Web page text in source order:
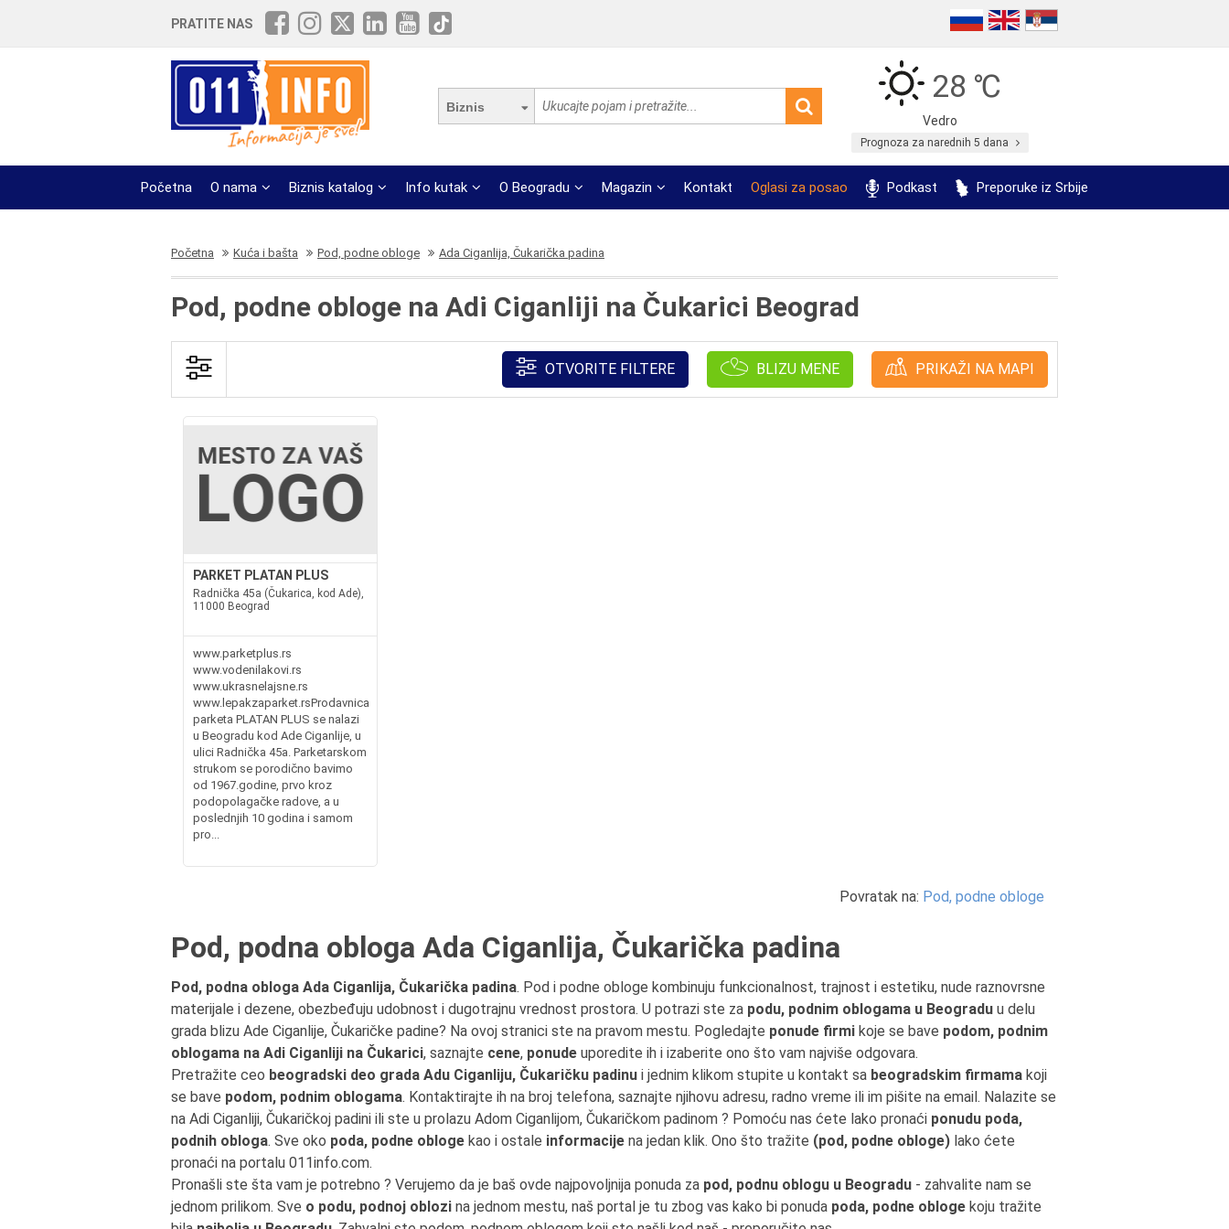
PRATITE NAS
Biznis
28 ℃
Vedro
Prognoza za narednih 5 dana
Početna O nama Biznis katalog Info kutak O Beogradu Magazin Kontakt Oglasi za posao Podkast Preporuke iz Srbije
Početna Kuća i bašta Pod, podne obloge Ada Ciganlija, Čukarička padina
Pod, podne obloge na Adi Ciganliji na Čukarici Beograd
OTVORITE FILTERE BLIZU MENE PRIKAŽI NA MAPI
PARKET PLATAN PLUS
Radnička 45a (Čukarica, kod Ade),
11000 Beograd
www.parketplus.rs
www.vodenilakovi.rs
www.ukrasnelajsne.rs
www.lepakzaparket.rsProdavnica
parketa PLATAN PLUS se nalazi
u Beogradu kod Ade Ciganlije, u
ulici Radnička 45a. Parketarskom
strukom se porodično bavimo
od 1967.godine, prvo kroz
podopolagačke radove, a u
poslednjih 10 godina i samom
pro...
Povratak na: Pod, podne obloge
Pod, podna obloga Ada Ciganlija, Čukarička padina
Pod, podna obloga Ada Ciganlija, Čukarička padina. Pod i podne obloge kombinuju funkcionalnost, trajnost i estetiku, nude raznovrsne
materijale i dezene, obezbeđuju udobnost i dugotrajnu vrednost prostora. U potrazi ste za podu, podnim oblogama u Beogradu u delu
grada blizu Ade Ciganlije, Čukaričke padine? Na ovoj stranici ste na pravom mestu. Pogledajte ponude firmi koje se bave podom, podnim
oblogama na Adi Ciganliji na Čukarici, saznajte cene, ponude uporedite ih i izaberite ono što vam najviše odgovara.
Pretražite ceo beogradski deo grada Adu Ciganliju, Čukaričku padinu i jednim klikom stupite u kontakt sa beogradskim firmama koji
se bave podom, podnim oblogama. Kontaktirajte ih na broj telefona, saznajte njihovu adresu, radno vreme ili im pišite na email. Nalazite se
na Adi Ciganliji, Čukaričkoj padini ili ste u prolazu Adom Ciganlijom, Čukaričkom padinom ? Pomoću nas ćete lako pronaći ponudu poda,
podnih obloga. Sve oko poda, podne obloge kao i ostale informacije na jedan klik. Ono što tražite (pod, podne obloge) lako ćete
pronaći na portalu 011info.com.
Pronašli ste šta vam je potrebno ? Verujemo da je baš ovde najpovoljnija ponuda za pod, podnu oblogu u Beogradu - zahvalite nam se
jednom prilikom. Sve o podu, podnoj oblozi na jednom mestu, naš portal je tu zbog vas kako bi ponuda poda, podne obloge koju tražite